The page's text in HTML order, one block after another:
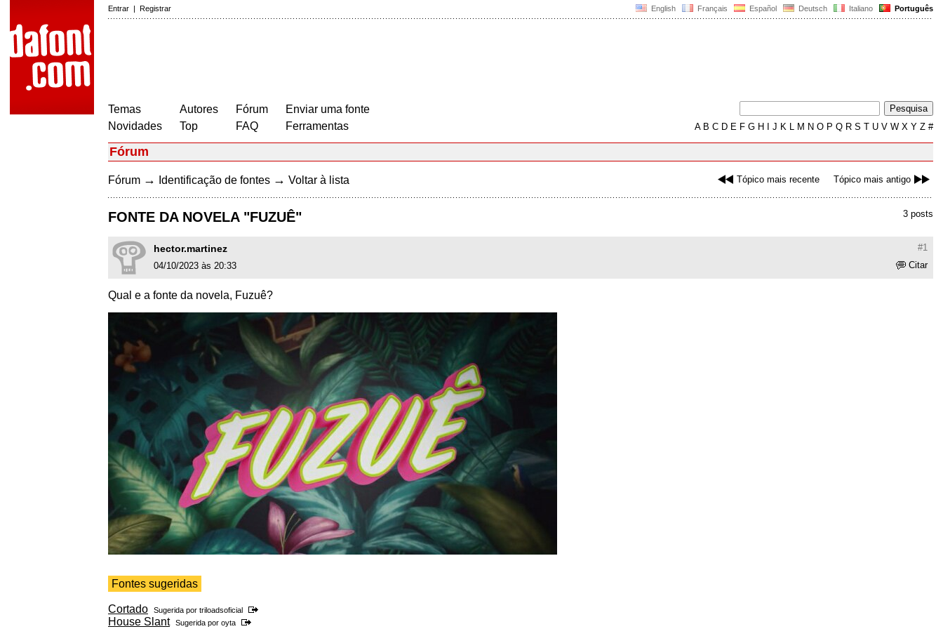
English Français Español Deutsch Italiano Português
Entrar | Registrar
Temas
Novidades
Autores
Top
Fórum
FAQ
Enviar uma fonte
Ferramentas
AB C D E F G H J K L M N O P Q R S T U V W X Y Z #
Fórum
Tópico mais recente Tópico mais antigo
Fórum → Identificação de fontes → Voltar à lista
3 posts
FONTE DA NOVELA "FUZUÊ"
#1
hector.martinez
Citar
04/10/2023 às 20:33
Qual e a fonte da novela, Fuzuê?
Fontes sugeridas
Cortado Sugerida por triloadsoficial
House Slant Sugerida por oyta